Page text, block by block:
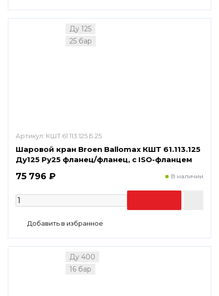
Ду 125
25 бар
Артикул: КШТ 61.113.125.Б.25
Шаровой кран Broen Ballomax КШТ 61.113.125
Ду125 Ру25 фланец/фланец, с ISO-фланцем
75 796 ₽ В наличии
Ду 400
16 бар